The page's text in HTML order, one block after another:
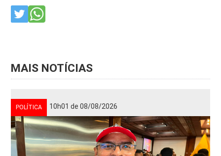
MAIS NOTÍCIAS
POLÍTICA 10h01 de 08/08/2026